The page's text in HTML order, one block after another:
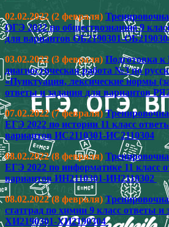
02.02.2022 (2 февраля)
ОГЭ 2022 по обществознанию 9
для вариантов ОБ2190301-
03.02.2022 (3 февраля) Подготовка
диагностическая работа №3 по
«Пунктуация, лексические нормы
ответы и задания для вариантов
07.02.2022 (7 февраля)
ЕГЭ 2022 по истории 11 класс
вариантов ИС2110301-ИС2110304
08.02.2022 (8 февраля)
ЕГЭ 2022 по информатике 11 класс
вариантов ИН2110301-ИН2110302
08.02.2022 (8 февраля)
статград по химии 9 класс ответы и
ХИ2190301-ХИ2190304